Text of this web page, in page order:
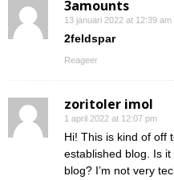
3amounts
13 januari 2022 at 12:39 am
2feldspar
Reageer
zoritoler imol
1 april 2022 at 12:07 pm
Hi! This is kind of off
established blog. Is
blog? I’m not very